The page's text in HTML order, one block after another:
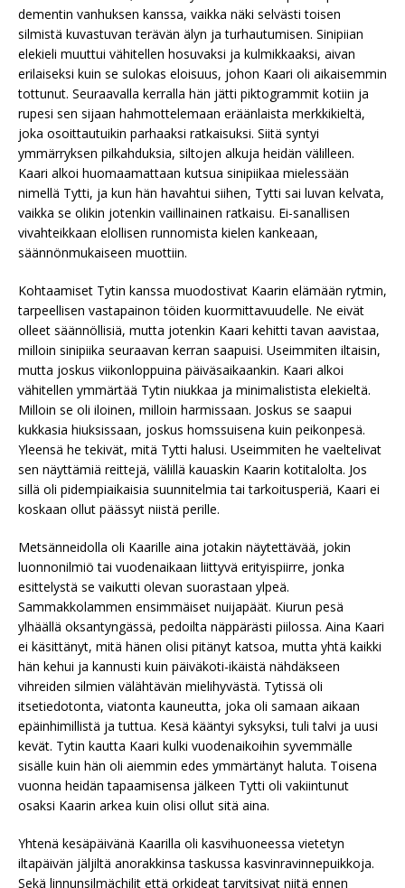
dementin vanhuksen kanssa, vaikka näki selvästi toisen
silmistä kuvastuvan terävän älyn ja turhautumisen. Sinipiian
elekieli muuttui vähitellen hosuvaksi ja kulmikkaaksi, aivan
erilaiseksi kuin se sulokas eloisuus, johon Kaari oli aikaisemmin
tottunut. Seuraavalla kerralla hän jätti piktogrammit kotiin ja
rupesi sen sijaan hahmottelemaan eräänlaista merkkikieltä,
joka osoittautuikin parhaaksi ratkaisuksi. Siitä syntyi
ymmärryksen pilkahduksia, siltojen alkuja heidän välilleen.
Kaari alkoi huomaamattaan kutsua sinipiikaa mielessään
nimellä Tytti, ja kun hän havahtui siihen, Tytti sai luvan kelvata,
vaikka se olikin jotenkin vaillinainen ratkaisu. Ei-sanallisen
vivahteikkaan elollisen runnomista kielen kankeaan,
säännönmukaiseen muottiin.
Kohtaamiset Tytin kanssa muodostivat Kaarin elämään rytmin,
tarpeellisen vastapainon töiden kuormittavuudelle. Ne eivät
olleet säännöllisiä, mutta jotenkin Kaari kehitti tavan aavistaa,
milloin sinipiika seuraavan kerran saapuisi. Useimmiten iltaisin,
mutta joskus viikonloppuina päiväsaikaankin. Kaari alkoi
vähitellen ymmärtää Tytin niukkaa ja minimalistista elekieltä.
Milloin se oli iloinen, milloin harmissaan. Joskus se saapui
kukkasia hiuksissaan, joskus homssuisena kuin peikonpesä.
Yleensä he tekivät, mitä Tytti halusi. Useimmiten he vaeltelivat
sen näyttämiä reittejä, välillä kauaskin Kaarin kotitalolta. Jos
sillä oli pidempiaikaisia suunnitelmia tai tarkoitusperiä, Kaari ei
koskaan ollut päässyt niistä perille.
Metsänneidolla oli Kaarille aina jotakin näytettävää, jokin
luonnonilmiö tai vuodenaikaan liittyvä erityispiirre, jonka
esittelystä se vaikutti olevan suorastaan ylpeä.
Sammakkolammen ensimmäiset nuijapäät. Kiurun pesä
ylhäällä oksantyngässä, pedoilta näppärästi piilossa. Aina Kaari
ei käsittänyt, mitä hänen olisi pitänyt katsoa, mutta yhtä kaikki
hän kehui ja kannusti kuin päiväkoti-ikäistä nähdäkseen
vihreiden silmien välähtävän mielihyvästä. Tytissä oli
itsetiedotonta, viatonta kauneutta, joka oli samaan aikaan
epäinhimillistä ja tuttua. Kesä kääntyi syksyksi, tuli talvi ja uusi
kevät. Tytin kautta Kaari kulki vuodenaikoihin syvemmälle
sisälle kuin hän oli aiemmin edes ymmärtänyt haluta. Toisena
vuonna heidän tapaamisensa jälkeen Tytti oli vakiintunut
osaksi Kaarin arkea kuin olisi ollut sitä aina.
Yhtenä kesäpäivänä Kaarilla oli kasvihuoneessa vietetyn
iltapäivän jäljiltä anorakkinsa taskussa kasvinravinnepuikkoja.
Sekä linnunsilmächilit että orkideat tarvitsivat niitä ennen